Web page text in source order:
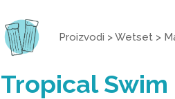
Proizvodi >Wetset >
Tropical